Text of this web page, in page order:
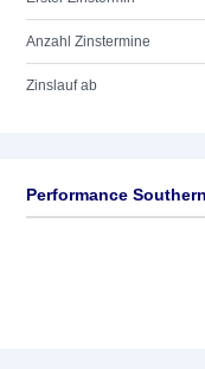
Anzahl Zinstermine
Zinslauf ab
Performance